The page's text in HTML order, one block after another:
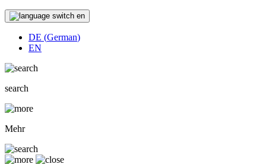
en
DE (German)
EN
search
Mehr